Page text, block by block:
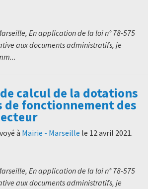
En application de la loi n° 78-575
aux documents administratifs, je
calcul de la dotations
de fonctionnement des
à Mairie - Marseille le 12 avril 2021.
En application de la loi n° 78-575
aux documents administratifs, je